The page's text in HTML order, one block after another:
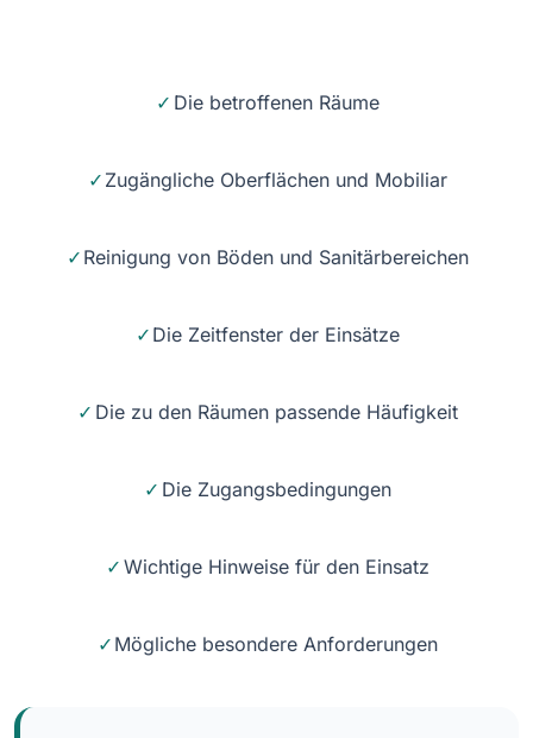
Die betroffenen Räume
Zugängliche Oberflächen und Mobiliar
Reinigung von Böden und Sanitärbereichen
Die Zeitfenster der Einsätze
Die zu den Räumen passende Häufigkeit
Die Zugangsbedingungen
Wichtige Hinweise für den Einsatz
Mögliche besondere Anforderungen